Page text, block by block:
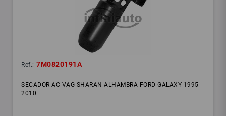
Ref.: 7M0820191A
SECADOR AC VAG SHARAN ALHAMBRA FORD GALAXY 1995-
2010